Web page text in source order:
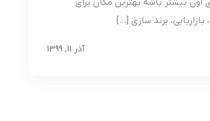
اون بیشتر باشه بهترین مکان برای
بازاریابی، برند سازی […]
آذر 11, 1399